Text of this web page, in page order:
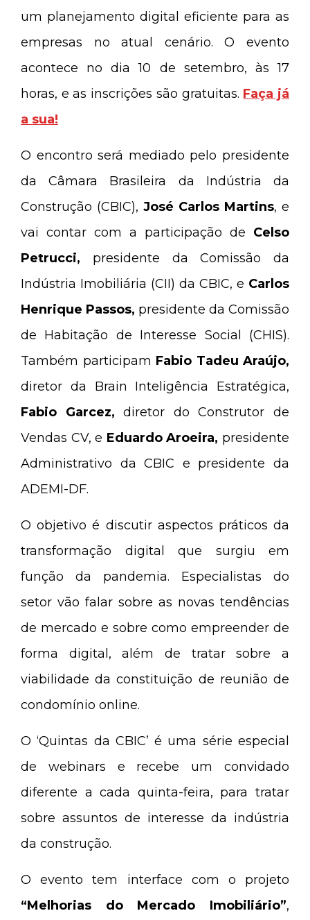
um planejamento digital eficiente para as
empresas no atual cenário. O evento
acontece no dia 10 de setembro, às 17
horas, e as inscrições são gratuitas. Faça já
a sua!
O encontro será mediado pelo presidente
da Câmara Brasileira da Indústria da
Construção (CBIC), José Carlos Martins, e
vai contar com a participação de Celso
Petrucci, presidente da Comissão da
Indústria Imobiliária (CII) da CBIC, e Carlos
Henrique Passos, presidente da Comissão
de Habitação de Interesse Social (CHIS).
Também participam Fabio Tadeu Araújo,
diretor da Brain Inteligência Estratégica,
Fabio Garcez, diretor do Construtor de
Vendas CV, e Eduardo Aroeira, presidente
Administrativo da CBIC e presidente da
ADEMI-DF.
O objetivo é discutir aspectos práticos da
transformação digital que surgiu em
função da pandemia. Especialistas do
setor vão falar sobre as novas tendências
de mercado e sobre como empreender de
forma digital, além de tratar sobre a
viabilidade da constituição de reunião de
condomínio online.
O ‘Quintas da CBIC’ é uma série especial
de webinars e recebe um convidado
diferente a cada quinta-feira, para tratar
sobre assuntos de interesse da indústria
da construção.
O evento tem interface com o projeto
“Melhorias do Mercado Imobiliário”,